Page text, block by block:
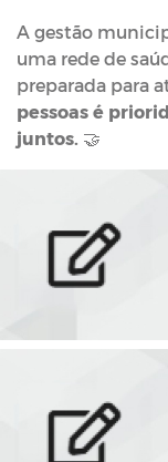
A gestão
uma rede de
preparada para
pessoas é
juntos. 🤝